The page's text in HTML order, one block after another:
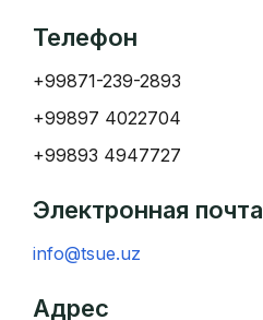
Телефон
+99871-239-2893
+99897 4022704
+99893 4947727
Электронная почта
info@tsue.uz
Адрес